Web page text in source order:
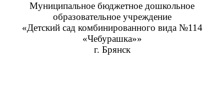
Муниципальное бюджетное дошкольное
образовательное учреждение
«Детский сад комбинированного вида №114
«Чебурашка»»
г. Брянск